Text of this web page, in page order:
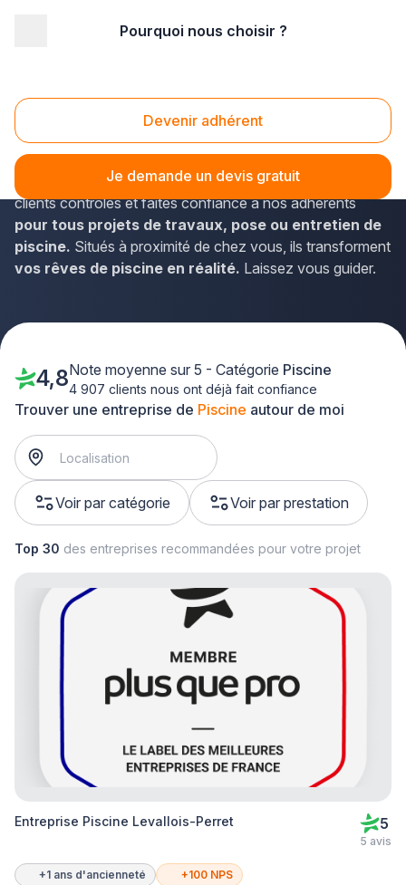
Pourquoi nous choisir ?
Devenir adhérent
Je demande un devis gratuit
Piscine
Plongez dans le mondedes meilleurs artisans
piscinistessélectionnés par Plus que pro pour leur
qualité et éthique irréprochables. Découvrez les avis
clients contrôlés et faites confiance à nos adhérents
pour tous projets de travaux, pose ou entretien de
piscine. Situés à proximité de chez vous, ils transforment
vos rêves de piscine en réalité. Laissez vous guider.
Trouver une entreprise de Piscine autour de moi
Voir par catégorie Voir par prestation
4,8Note moyenne sur 5 - Catégorie Piscine
4 907 clients nous ont déjà fait confiance
Top 30 des entreprises recommandées pour votre projet
Entreprise Piscine Levallois-Perret 5
5 avis
+1 ans d'ancienneté +100 NPS